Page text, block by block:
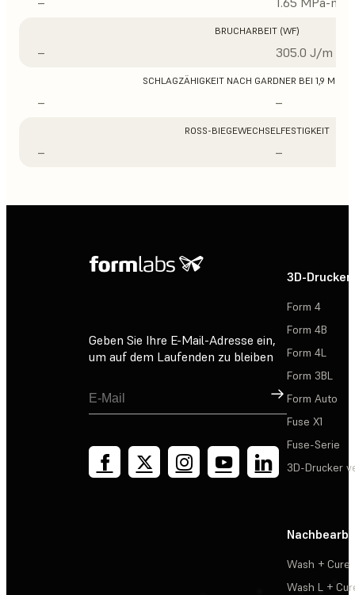
BRUCHARBEIT (WF)
– 305.0 J/m
SCHLAGZÄHIGKEIT NACH GARDNER BEI 1,9 MM
– –
ROSS-BIEGEWECHSELFESTIGKEIT
– –
Geben Sie Ihre E-Mail-Adresse ein,
um auf dem Laufenden zu bleiben
Registrieren
3D-Drucker
Form 4
Form 4B
Form 4L
Form 3BL
Form Auto
Fuse X1
Fuse-Serie
3D-Drucker
Wash + Cure
Wash L +